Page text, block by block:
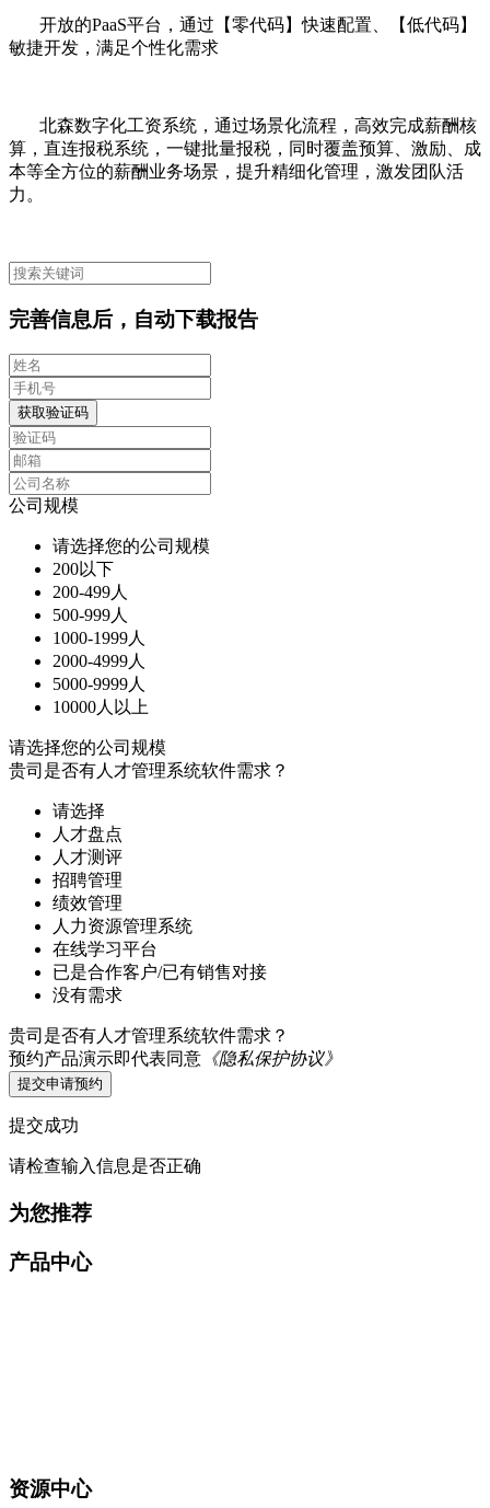
开放的PaaS平台，通过【零代码】快速配置、【低代码】
敏捷开发，满足个性化需求
北森数字化工资系统，通过场景化流程，高效完成薪酬核
算，直连报税系统，一键批量报税，同时覆盖预算、激励、成
本等全方位的薪酬业务场景，提升精细化管理，激发团队活
力。
完善信息后，自动下载报告
获取验证码
公司规模
请选择您的公司规模
200以下
200-499人
500-999人
1000-1999人
2000-4999人
5000-9999人
10000人以上
请选择您的公司规模
贵司是否有人才管理系统软件需求？
请选择
人才盘点
人才测评
招聘管理
绩效管理
人力资源管理系统
在线学习平台
已是合作客户/已有销售对接
没有需求
贵司是否有人才管理系统软件需求？
预约产品演示即代表同意 《隐私保护协议》
提交申请预约
提交成功
请检查输入信息是否正确
为您推荐
产品中心
资源中心